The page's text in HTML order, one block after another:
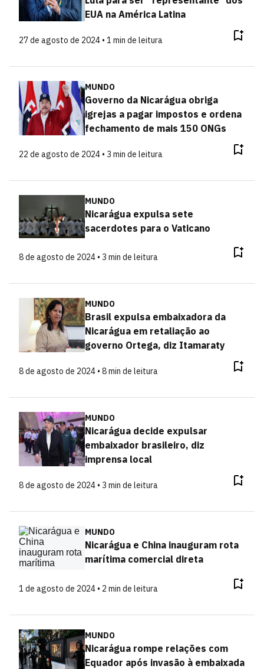
EUA na América Latina
27 de agosto de 2024 • 1 min de leitura
MUNDO
Governo da Nicarágua obriga
igrejas a pagar impostos e ordena
fechamento de mais 150 ONGs
22 de agosto de 2024 • 3 min de leitura
MUNDO
Nicarágua expulsa sete
sacerdotes para o Vaticano
8 de agosto de 2024 • 3 min de leitura
MUNDO
Brasil expulsa embaixadora da
Nicarágua em retaliação ao
governo Ortega, diz Itamaraty
8 de agosto de 2024 • 8 min de leitura
MUNDO
Nicarágua decide expulsar
embaixador brasileiro, diz
imprensa local
8 de agosto de 2024 • 3 min de leitura
MUNDO
Nicarágua e China inauguram rota
marítima comercial direta
1 de agosto de 2024 • 2 min de leitura
MUNDO
Nicarágua rompe relações com
Equador após invasão à embaixada